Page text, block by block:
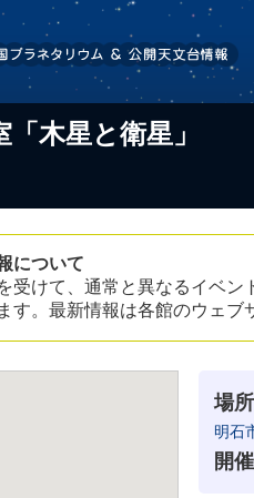
木星と衛星」
について
受けて、通常と異なるイベ
す。最新情報は各館のウェ
場所
明石
開